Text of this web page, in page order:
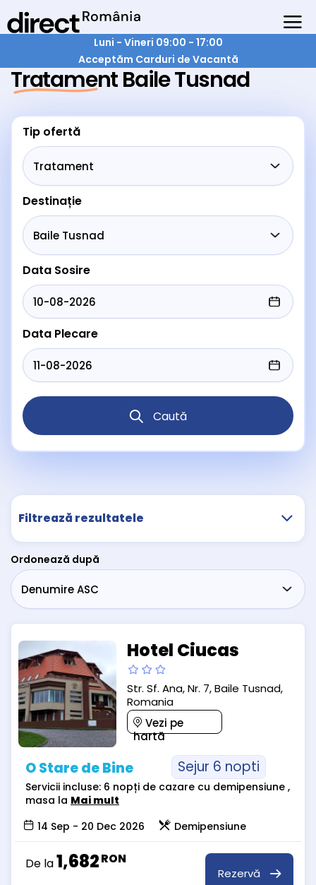
Luni - Vineri 09:00 - 17:00
Acceptăm Carduri de Vacantă
Tratament Baile Tusnad
Tip ofertă
Destinație
Data Sosire
Data Plecare
Caută
Filtrează rezultatele
Ordonează după
Hotel Ciucas
Str. Sf. Ana, Nr. 7, Baile Tusnad,
Romania
Vezi pe
hartă
O Stare de Bine Sejur 6 nopti
Servicii incluse: 6 nopți de cazare cu demipensiune ,
masa la Mai mult
14 Sep - 20 Dec 2026
Demipensiune
De la1,682RON
Rezervă